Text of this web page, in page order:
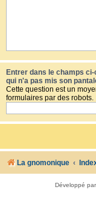
Entrer dans le champs
qui n'a pas mis son
Cette question est un
formulaires par des robots.
La gnomonique
Développé par